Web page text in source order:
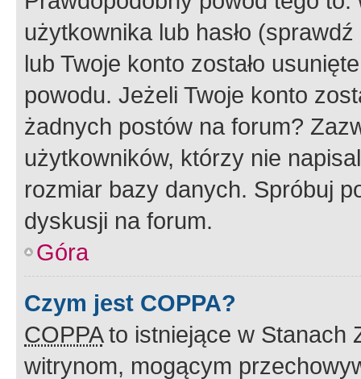
użytkownika lub hasło
lub Twoje konto zostało
powodu. Jeżeli Twoje konto
żadnych postów na forum?
użytkowników, którzy nie
rozmiar bazy danych. Spróbuj
dyskusji na forum.
Góra
Czym jest COPPA?
COPPAto istniejące w Stanach
witrynom, mogącym